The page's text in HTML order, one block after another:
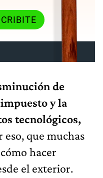
de
y la
tecnológicos,
eso, que muchas
hacer
el exterior.